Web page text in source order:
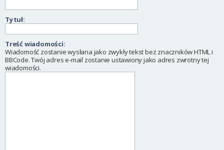
Tytuł:
Treść wiadomości:
Wiadomość zostanie wysłana jako zwykły tekst bez znaczników HTML i
BBCode. Twój adres e-mail zostanie ustawiony jako adres zwrotny tej
wiadomości.